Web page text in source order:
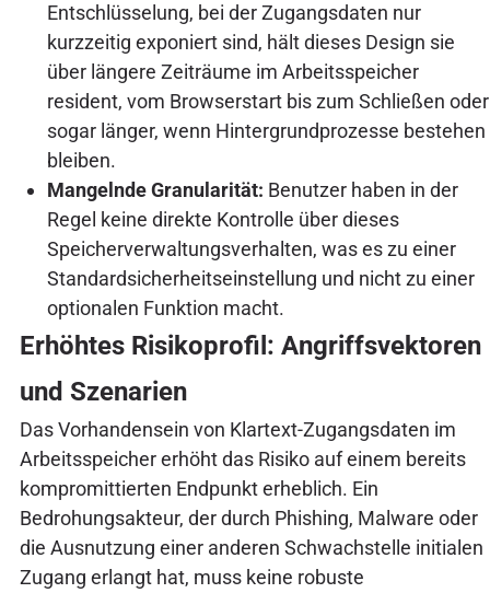
Entschlüsselung, bei der Zugangsdaten nur
kurzzeitig exponiert sind, hält dieses Design sie
über längere Zeiträume im Arbeitsspeicher
resident, vom Browserstart bis zum Schließen oder
sogar länger, wenn Hintergrundprozesse bestehen
bleiben.
Mangelnde Granularität: Benutzer haben in der
Regel keine direkte Kontrolle über dieses
Speicherverwaltungsverhalten, was es zu einer
Standardsicherheitseinstellung und nicht zu einer
optionalen Funktion macht.
Erhöhtes Risikoprofil: Angriffsvektoren
und Szenarien
Das Vorhandensein von Klartext-Zugangsdaten im
Arbeitsspeicher erhöht das Risiko auf einem bereits
kompromittierten Endpunkt erheblich. Ein
Bedrohungsakteur, der durch Phishing, Malware oder
die Ausnutzung einer anderen Schwachstelle initialen
Zugang erlangt hat, muss keine robuste